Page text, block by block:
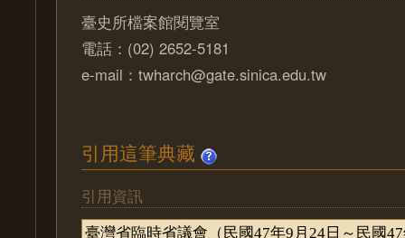
臺史所檔案館閱覽室
電話：(02) 2652-5181
e-mail：twharch@gate.sinica.edu.tw
引用這筆典藏
引用資訊